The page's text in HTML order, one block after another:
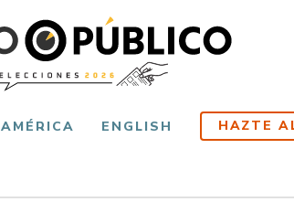
AMÉRICA ENGLISH HAZTE